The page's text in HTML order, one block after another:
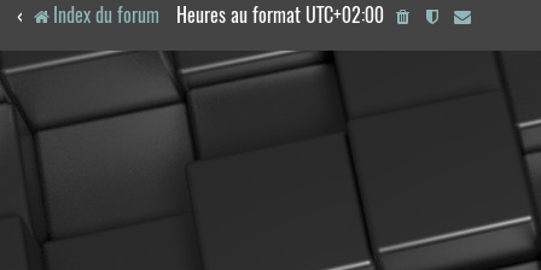
Index du forum Heures au format UTC+02:00